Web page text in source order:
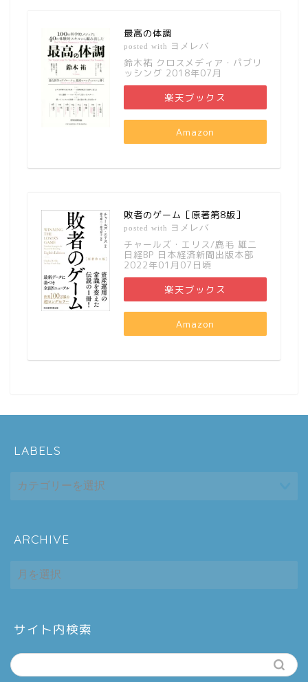
最高の体調
posted with ヨメレバ
鈴木祐 クロスメディア・パブリ
ッシング 2018年07月
楽天ブックス
Amazon
敗者のゲーム［原著第8版］
posted with ヨメレバ
チャールズ・エリス/鹿毛 雄二
日経BP 日本経済新聞出版本部
2022年01月07日頃
楽天ブックス
Amazon
LABELS
ARCHIVE
ARCHIVE
サイト内検索